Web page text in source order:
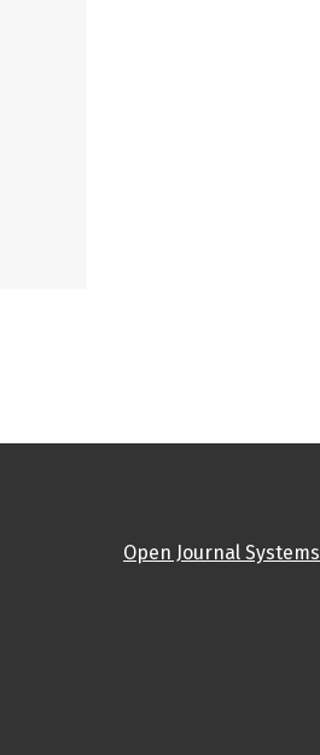
Open Journal Systems